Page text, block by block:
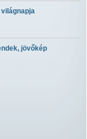
világnapja
jövőkép